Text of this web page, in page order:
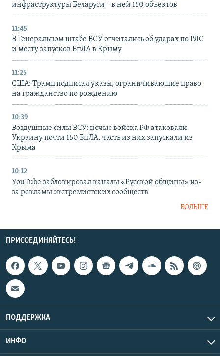
инфраструктуры Беларуси – в ней 150 объектов
11:45
В Генеральном штабе ВСУ отчитались об ударах по РЛС
и месту запусков БпЛА в Крыму
11:25
США: Трамп подписал указы, ограничивающие право
на гражданство по рождению
10:39
Воздушные силы ВСУ: ночью войска РФ атаковали
Украину почти 150 БпЛА, часть из них запускали из
Крыма
10:12
YouTube заблокировал каналы «Русской общины» из-
за рекламы экстремистских сообществ
БОЛЬШЕ
ПРИСОЕДИНЯЙТЕСЬ!
ПОДДЕРЖКА
ИНФО